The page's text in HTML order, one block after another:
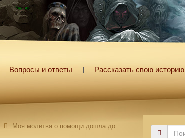
Вопросы и ответы Рассказать свою историю
Моя молитва о помощи дошла до
Поиск